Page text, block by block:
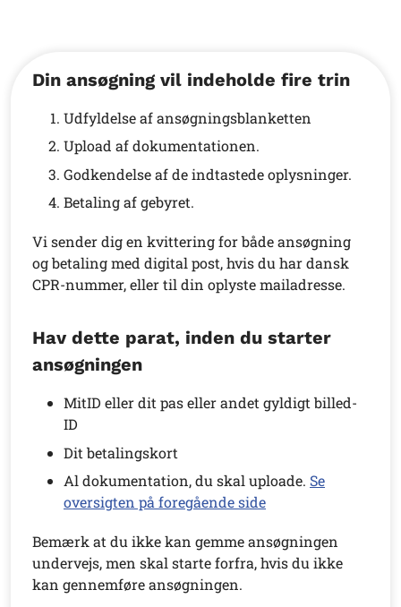
Din ansøgning vil indeholde fire trin
Udfyldelse af ansøgningsblanketten
Upload af dokumentationen.
Godkendelse af de indtastede oplysninger.
Betaling af gebyret.
Vi sender dig en kvittering for både ansøgning
og betaling med digital post, hvis du har dansk
CPR-nummer, eller til din oplyste mailadresse.
Hav dette parat, inden du starter
ansøgningen
MitID eller dit pas eller andet gyldigt billed-
ID
Dit betalingskort
Al dokumentation, du skal uploade. Se
oversigten på foregående side
Bemærk at du ikke kan gemme ansøgningen
undervejs, men skal starte forfra, hvis du ikke
kan gennemføre ansøgningen.